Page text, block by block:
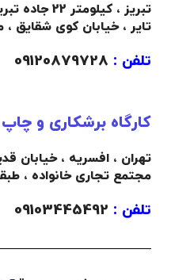
تبریز ،
تایر ، خیابان کوی شقایق
تلفن :
کارگاه برشکاری و
تهران ، افسریه ، خیابان
مجتمع تجاری خانواده ،
تلفن :